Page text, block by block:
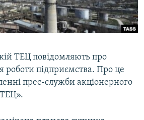
ТЕЦ повідомляють про
роботи підприємства. Про це
прес-служби акціонерного